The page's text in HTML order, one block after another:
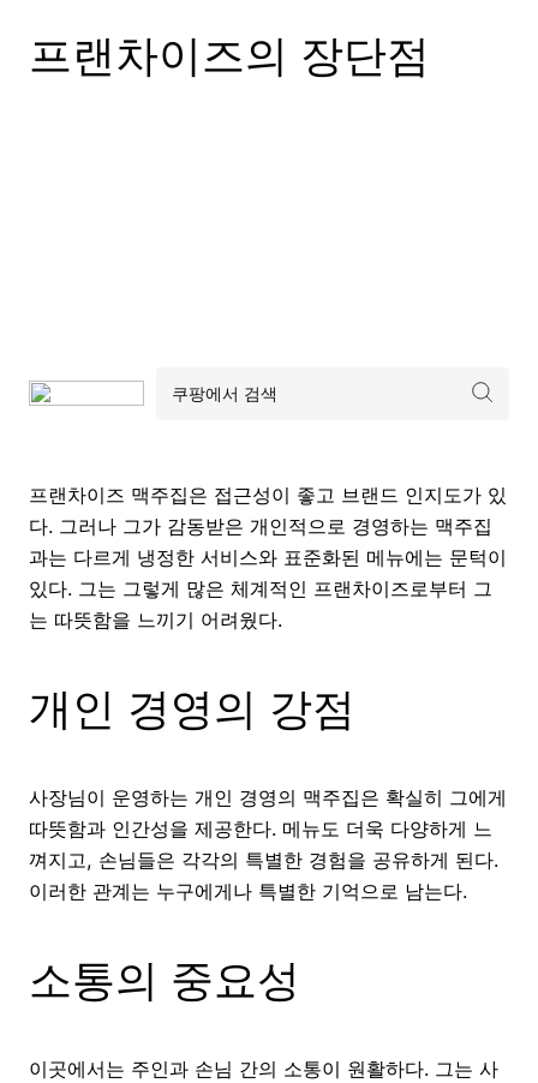
프랜차이즈의 장단점
프랜차이즈 맥주집은 접근성이 좋고 브랜드 인지도가 있
다. 그러나 그가 감동받은 개인적으로 경영하는 맥주집
과는 다르게 냉정한 서비스와 표준화된 메뉴에는 문턱이
있다. 그는 그렇게 많은 체계적인 프랜차이즈로부터 그
는 따뜻함을 느끼기 어려웠다.
개인 경영의 강점
사장님이 운영하는 개인 경영의 맥주집은 확실히 그에게
따뜻함과 인간성을 제공한다. 메뉴도 더욱 다양하게 느
껴지고, 손님들은 각각의 특별한 경험을 공유하게 된다.
이러한 관계는 누구에게나 특별한 기억으로 남는다.
소통의 중요성
이곳에서는 주인과 손님 간의 소통이 원활하다. 그는 사